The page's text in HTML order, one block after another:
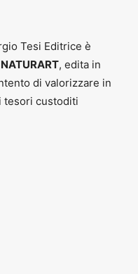
Tesi Editrice è
NATURART, edita in
di valorizzare in
tesori custoditi